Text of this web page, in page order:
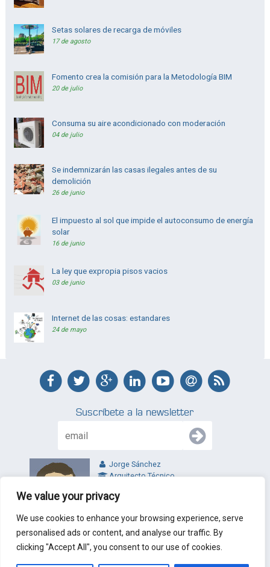
We value your privacy
We use cookies to enhance your browsing experience, serve
personalised ads or content, and analyse our traffic. By
clicking "Accept All", you consent to our use of cookies.
Setas solares de recarga de móviles
17 de agosto
Fomento crea la comisión para la Metodología BIM
20 de julio
Consuma su aire acondicionado con moderación
04 de julio
Se indemnizarán las casas ilegales antes de su
demolición
26 de junio
El impuesto al sol que impide el autoconsumo de energía
solar
16 de junio
La ley que expropia pisos vacios
03 de junio
Internet de las cosas: estandares
24 de mayo
Suscríbete a la newsletter
Jorge Sánchez
Arquitecto Técnico
Valladolid - España
© 2010 - 2026 J&L Arquitectos Técnicos. Todos los derechos
reservados.Nota Legal|Politica de privacidad|Condiciones de